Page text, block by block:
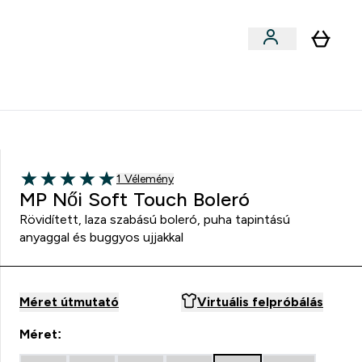
5 out of 5 stars
1 customer reviews
1 Vélemény
MP Női Soft Touch Boleró
Rövidített, laza szabású boleró, puha tapintású
anyaggal és buggyos ujjakkal
Méret útmutató Virtuális felpróbálás
Méret: